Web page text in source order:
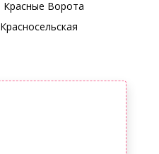
Красные Ворота
Красносельская